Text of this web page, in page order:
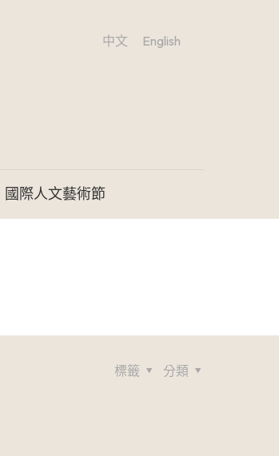
國際人文藝術節
中文 English
分類
標籤